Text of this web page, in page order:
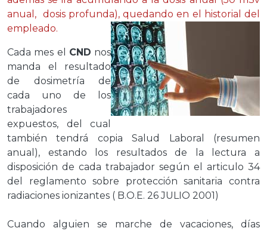
anual, dosis profunda), quedando en el historial del
empleado.
Cada mes el CND nos
manda el resultado
de dosimetría de
cada uno de los
trabajadores
expuestos, del cual
también tendrá copia Salud Laboral (resumen
anual), estando los resultados de la lectura a
disposición de cada trabajador según el articulo 34
del reglamento sobre protección sanitaria contra
radiaciones ionizantes ( B.O.E. 26 JULIO 2001)
Cuando alguien se marche de vacaciones, días